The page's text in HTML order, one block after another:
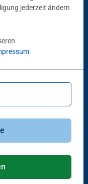
jederzeit ändern
.